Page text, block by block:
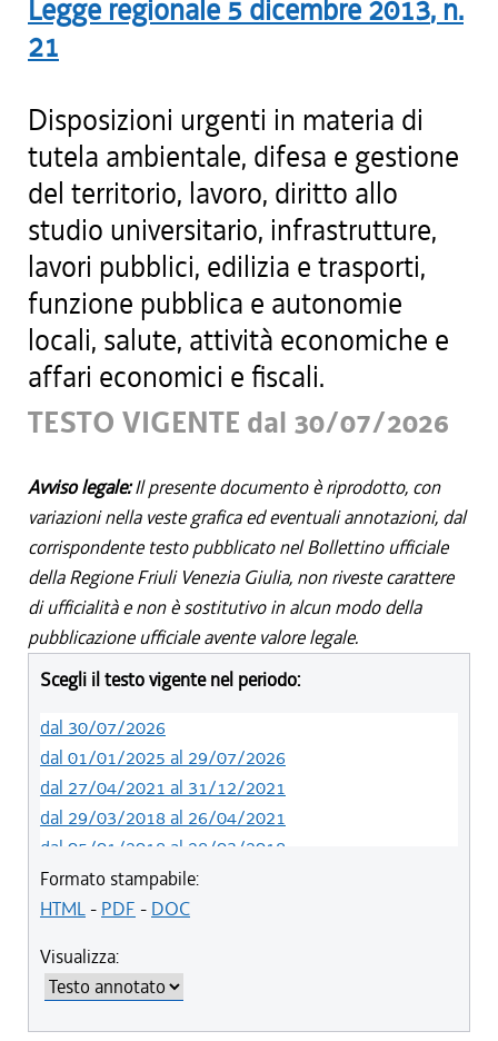
Legge regionale 5 dicembre 2013, n.
21
Disposizioni urgenti in materia di
tutela ambientale, difesa e gestione
del territorio, lavoro, diritto allo
studio universitario, infrastrutture,
lavori pubblici, edilizia e trasporti,
funzione pubblica e autonomie
locali, salute, attività economiche e
affari economici e fiscali.
TESTO VIGENTE dal 30/07/2026
Avviso legale:Il presente documento è riprodotto, con
variazioni nella veste grafica ed eventuali annotazioni, dal
corrispondente testo pubblicato nel Bollettino ufficiale
della Regione Friuli Venezia Giulia, non riveste carattere
di ufficialità e non è sostitutivo in alcun modo della
pubblicazione ufficiale avente valore legale.
Scegli il testo vigente nel periodo:
dal 30/07/2026
dal 01/01/2025 al 29/07/2026
dal 27/04/2021 al 31/12/2021
dal 29/03/2018 al 26/04/2021
dal 05/01/2018 al 28/03/2018
dal 01/01/2018 al 04/01/2018
dal 26/10/2017 al 31/12/2017
dal 15/12/2016 al 14/04/2017
dal 01/01/2016 al 14/12/2016
dal 11/08/2015 al 31/12/2015
Formato stampabile:
HTML- PDF - DOC
Visualizza: